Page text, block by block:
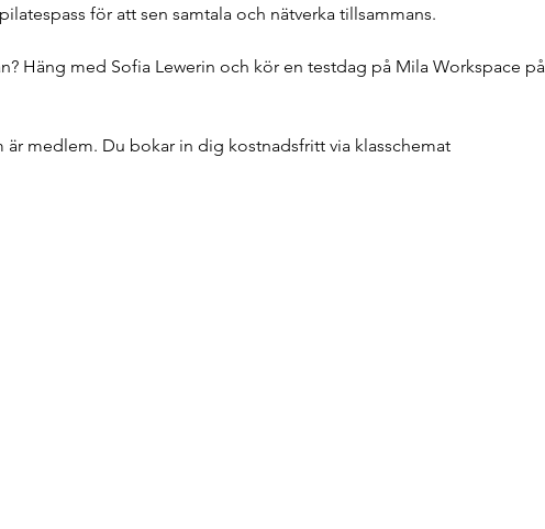
för att sen samtala och nätverka tillsammans.
Häng med Sofia Lewerin och kör en testdag på Mila Workspace på
medlem. Du bokar in dig kostnadsfritt via klasschemat